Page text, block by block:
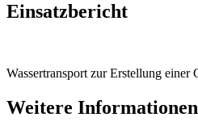
Einsatzbericht
Wassertransport zur Erstellung
Weitere Informationen